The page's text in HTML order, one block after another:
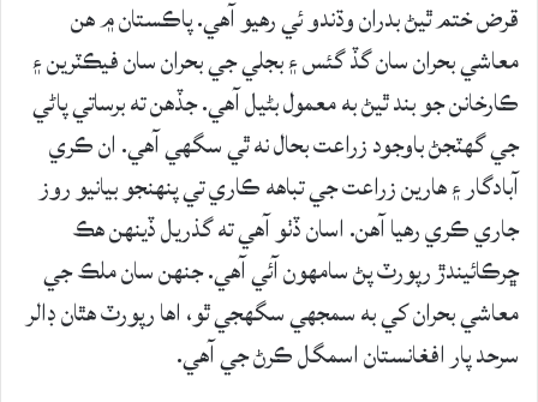
قرض ختم ٿيڻ بدران وڌندو ئي رهيو آهي. پاڪستان ۾ هن
معاشي بحران سان گڏ گئس ۽ بجلي جي بحران سان فيڪٽرين ۽
ڪارخانن جو بند ٿيڻ به معمول بڻيل آهي. جڏهن ته برساتي پاڻي
جي گهٽجڻ باوجود زراعت بحال نه ٿي سگهي آهي. ان ڪري
آبادگار ۽ هارين زراعت جي تباهه ڪاري تي پنهنجو بيانيو روز
جاري ڪري رهيا آهن. اسان ڏٺو آهي ته گذريل ڏينهن هڪ
ڇرڪائيندڙ رپورٽ پڻ سامهون آئي آهي. جنهن سان ملڪ جي
معاشي بحران کي به سمجهي سگهجي ٿو، اها رپورٽ هٿان ڊالر
سرحد پار افغانستان اسمگل ڪرڻ جي آهي.